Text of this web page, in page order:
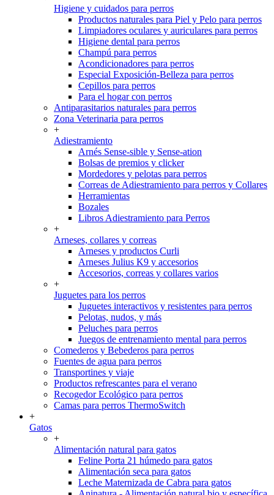
Higiene y cuidados para perros
Productos naturales para Piel y Pelo para perros
Limpiadores oculares y auriculares para perros
Higiene dental para perros
Champú para perros
Acondicionadores para perros
Especial Exposición-Belleza para perros
Cepillos para perros
Para el hogar con perros
Antiparasitarios naturales para perros
Zona Veterinaria para perros
+
Adiestramiento
Arnés Sense-sible y Sense-ation
Bolsas de premios y clicker
Mordedores y pelotas para perros
Correas de Adiestramiento para perros y Collares
Herramientas
Bozales
Libros Adiestramiento para Perros
+
Arneses, collares y correas
Arneses y productos Curli
Arneses Julius K9 y accesorios
Accesorios, correas y collares varios
+
Juguetes para los perros
Juguetes interactivos y resistentes para perros
Pelotas, nudos, y más
Peluches para perros
Juegos de entrenamiento mental para perros
Comederos y Bebederos para perros
Fuentes de agua para perros
Transportines y viaje
Productos refrescantes para el verano
Recogedor Ecológico para perros
Camas para perros ThermoSwitch
+
Gatos
+
Alimentación natural para gatos
Feline Porta 21 húmedo para gatos
Alimentación seca para gatos
Leche Maternizada de Cabra para gatos